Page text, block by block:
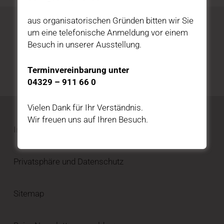
Katalog kostenfrei bestellen
Privatsphäre und Datenschutz
Sitemap
aus organisatorischen Gründen bitten wir Sie
um eine telefonische Anmeldung vor einem
Besuch in unserer Ausstellung.
Terminvereinbarung unter
04329 – 911 66 0
Vielen Dank für Ihr Verständnis.
Wir freuen uns auf Ihren Besuch.